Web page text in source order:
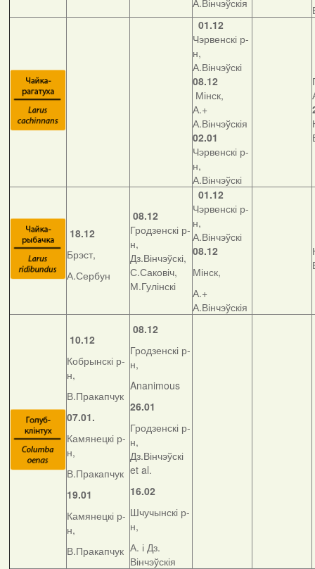
А.Вінчэўскія
01.12
Чэрвенскі р-
н,
А.Вінчэўскі
08.12
Мінск,
А.+
А.Вінчэўскія
02.01
Чэрвенскі р-
н,
А.Вінчэўскі
18.12
Брэст,
А.Сербун
08.12
Гродзенскі р-
н,
Дз.Вінчэўскі,
С.Саковіч,
М.Гулінскі
01.12
Чэрвенскі р-
н,
А.Вінчэўскі
08.12
Мінск,
А.+
А.Вінчэўскія
10.12
Кобрынскі р-
н,
В.Пракапчук
07.01.
Камянецкі р-
н,
В.Пракапчук
19.01
Камянецкі р-
н,
В.Пракапчук
08.12
Гродзенскі р-
н,
Ananimous
26.01
Гродзенскі р-
н,
Дз.Вінчэўскі
et al.
16.02
Шчучынскі р-
н,
А. і Дз.
Вінчэўскія